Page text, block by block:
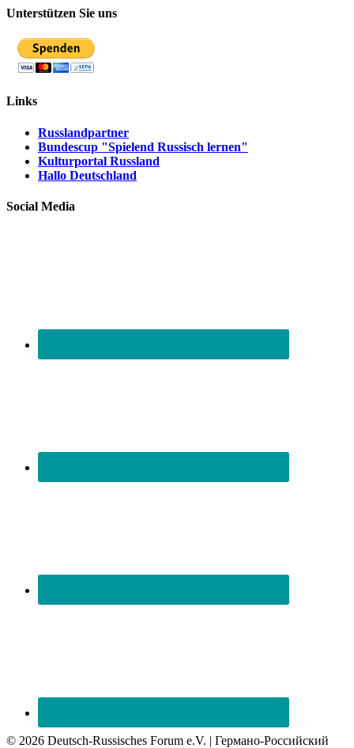
Unterstützen Sie uns
Links
Russlandpartner
Bundescup "Spielend Russisch lernen"
Kulturportal Russland
Hallo Deutschland
Social Media
© 2026 Deutsch-Russisches Forum e.V. | Германо-Российский